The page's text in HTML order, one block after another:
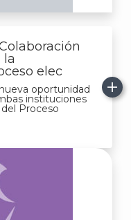
la
elec
oportunidad
instituciones
Proceso